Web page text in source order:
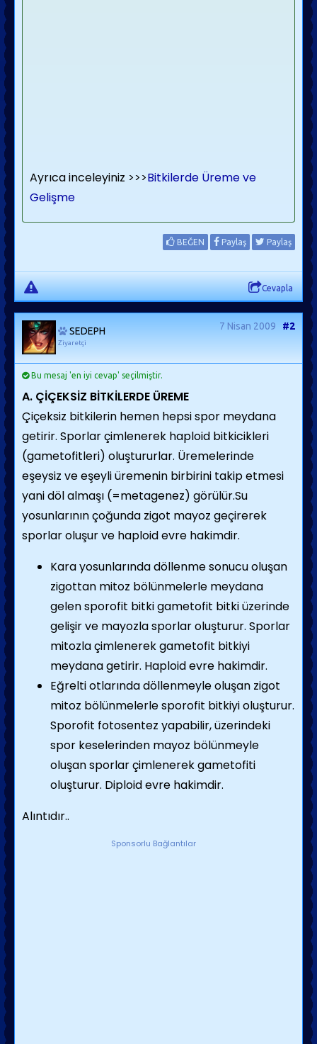
Ayrıca inceleyiniz >>>Bitkilerde Üreme ve
Gelişme
BEĞEN Paylaş Paylaş
Cevapla
SEDEPH
Ziyaretçi
7 Nisan 2009 #2
Bu mesaj 'en iyi cevap' seçilmiştir.
A. ÇİÇEKSİZ BİTKİLERDE ÜREME
Çiçeksiz bitkilerin hemen hepsi spor meydana
getirir. Sporlar çimlenerek haploid bitkicikleri
(gametofitleri) oluştururlar. Üremelerinde
eşeysiz ve eşeyli üremenin birbirini takip etmesi
yani döl almaşı (=metagenez) görülür.Su
yosunlarının çoğunda zigot mayoz geçirerek
sporlar oluşur ve haploid evre hakimdir.
Kara yosunlarında döllenme sonucu oluşan
zigottan mitoz bölünmelerle meydana
gelen sporofit bitki gametofit bitki üzerinde
gelişir ve mayozla sporlar oluşturur. Sporlar
mitozla çimlenerek gametofit bitkiyi
meydana getirir. Haploid evre hakimdir.
Eğrelti otlarında döllenmeyle oluşan zigot
mitoz bölünmelerle sporofit bitkiyi oluşturur.
Sporofit fotosentez yapabilir, üzerindeki
spor keselerinden mayoz bölünmeyle
oluşan sporlar çimlenerek gametofiti
oluşturur. Diploid evre hakimdir.
Alıntıdır..
Sponsorlu Bağlantılar